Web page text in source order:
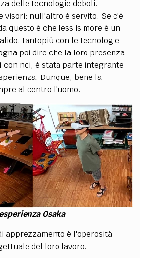
delle tecnologie deboli.
visori: null'altro è servito. Se c'è
questo è che less is more è un
tantopiù con le tecnologie
poi dire che la loro presenza
con noi, è stata parte integrante
Dunque, bene la
al centro l'uomo.
esperienza Osaka
apprezzamento è l'operosità
del loro lavoro.